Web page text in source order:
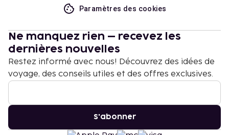
Paramètres des cookies
Ne manquez rien – recevez les
dernières nouvelles
Restez informé avec nous! Découvrez des idées de
voyage, des conseils utiles et des offres exclusives.
S'abonner